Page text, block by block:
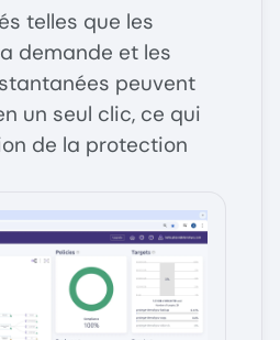
telles que les
demande et les
peuvent
un seul clic, ce qui
de la protection
Image